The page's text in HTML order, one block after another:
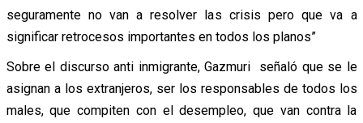
seguramente no van a resolver las crisis pero que va a
significar retrocesos importantes en todos los planos”
Sobre el discurso anti inmigrante, Gazmuri señaló que se le
asignan a los extranjeros, ser los responsables de todos los
males, que compiten con el desempleo, que van contra la